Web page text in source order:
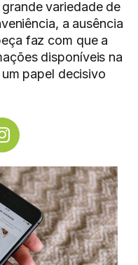
variedade de
a ausência
faz com que a
disponíveis na
papel decisivo